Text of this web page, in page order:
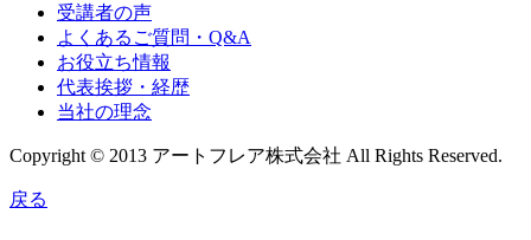
受講者の声
よくあるご質問・Q&A
お役立ち情報
代表挨拶・経歴
当社の理念
Copyright © 2013 アートフレア株式会社 All Rights Reserved.
戻る